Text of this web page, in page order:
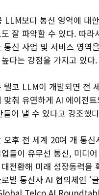
LLM보다 통신 영역에 대
잘 파악할 수 있다. 따라
통신 사업 및 서비스 영역
다는 강점을 가지고 있다.
텔코 LLM이 개발되면 전
맞춰 유연하게 AI 에이전
들어 낼 수 있다고 강조했
오후 전 세계 20여 개 통신
들이 유무선 통신, 미디
전환해 미래 성장동력을
벌 통신사 AI 협의체인 ‘